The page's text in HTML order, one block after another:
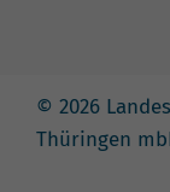
© 2026
Thüringen